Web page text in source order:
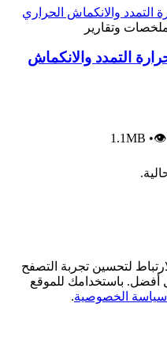
وتقارير
التمدد والانكماش
1.1MB •👁
لتحسين تجربة التصفح
باستخدامك للموقع
سياسة الخصوصية.